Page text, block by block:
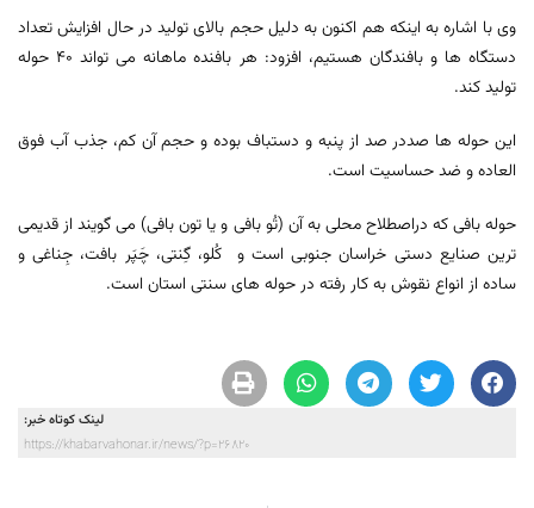
وی با اشاره به اینکه هم اکنون به دلیل حجم بالای تولید در حال افزایش تعداد
دستگاه ها و بافندگان هستیم، افزود: هر بافنده ماهانه می تواند 40 حوله
تولید کند.
این حوله ها صددر صد از پنبه و دستباف بوده و حجم آن کم، جذب آب فوق
العاده و ضد حساسیت است.
حوله بافی که دراصطلاح محلی به آن (تُو بافی و یا تون بافی) می گویند از قدیمی
ترین صنایع دستی خراسان جنوبی است و کُلو، گِنتی، چَپَر بافت، جِناغی و
ساده از انواع نقوش به کار رفته در حوله های سنتی استان است.
لینک کوتاه خبر:
https://khabarvahonar.ir/news/?p=26820